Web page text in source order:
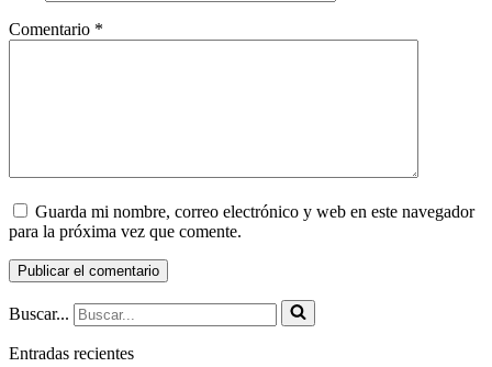
Comentario *
Guarda mi nombre, correo electrónico y web en este navegador
para la próxima vez que comente.
Buscar...
Entradas recientes